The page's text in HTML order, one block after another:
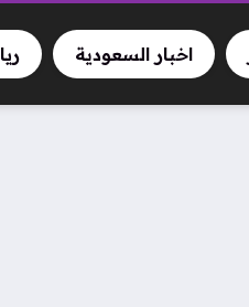
اخبار السعودية